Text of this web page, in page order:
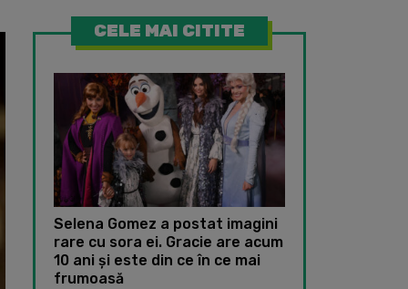
CELE MAI CITITE
Selena Gomez a postat imagini
rare cu sora ei. Gracie are acum
10 ani și este din ce în ce mai
frumoasă